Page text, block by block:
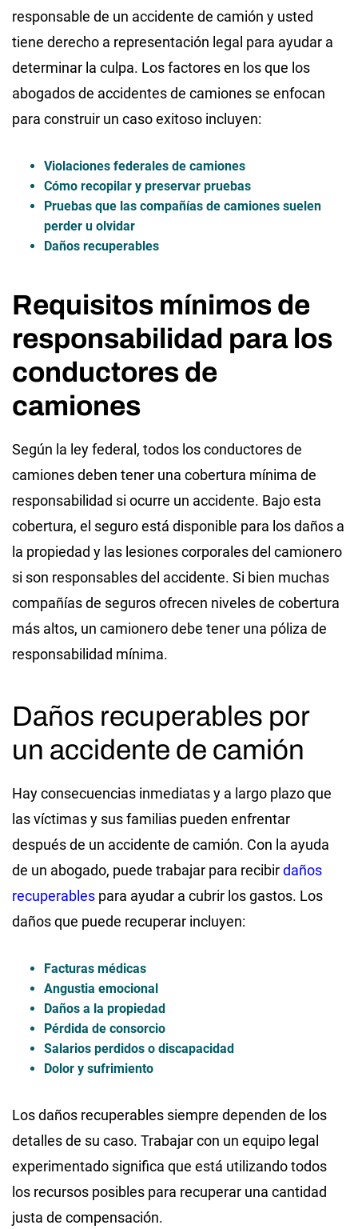
responsable de un accidente de camión y usted
tiene derecho a representación legal para ayudar a
determinar la culpa. Los factores en los que los
abogados de accidentes de camiones se enfocan
para construir un caso exitoso incluyen:
Violaciones federales de camiones
Cómo recopilar y preservar pruebas
Pruebas que las compañías de camiones suelen
perder u olvidar
Daños recuperables
Requisitos mínimos de
responsabilidad para los
conductores de
camiones
Según la ley federal, todos los conductores de
camiones deben tener una cobertura mínima de
responsabilidad si ocurre un accidente. Bajo esta
cobertura, el seguro está disponible para los daños a
la propiedad y las lesiones corporales del camionero
si son responsables del accidente. Si bien muchas
compañías de seguros ofrecen niveles de cobertura
más altos, un camionero debe tener una póliza de
responsabilidad mínima.
Daños recuperables por
un accidente de camión
Hay consecuencias inmediatas y a largo plazo que
las víctimas y sus familias pueden enfrentar
después de un accidente de camión. Con la ayuda
de un abogado, puede trabajar para recibirdaños
recuperables para ayudar a cubrir los gastos. Los
daños que puede recuperar incluyen:
Facturas médicas
Angustia emocional
Daños a la propiedad
Pérdida de consorcio
Salarios perdidos o discapacidad
Dolor y sufrimiento
Los daños recuperables siempre dependen de los
detalles de su caso. Trabajar con un equipo legal
experimentado significa que está utilizando todos
los recursos posibles para recuperar una cantidad
justa de compensación.